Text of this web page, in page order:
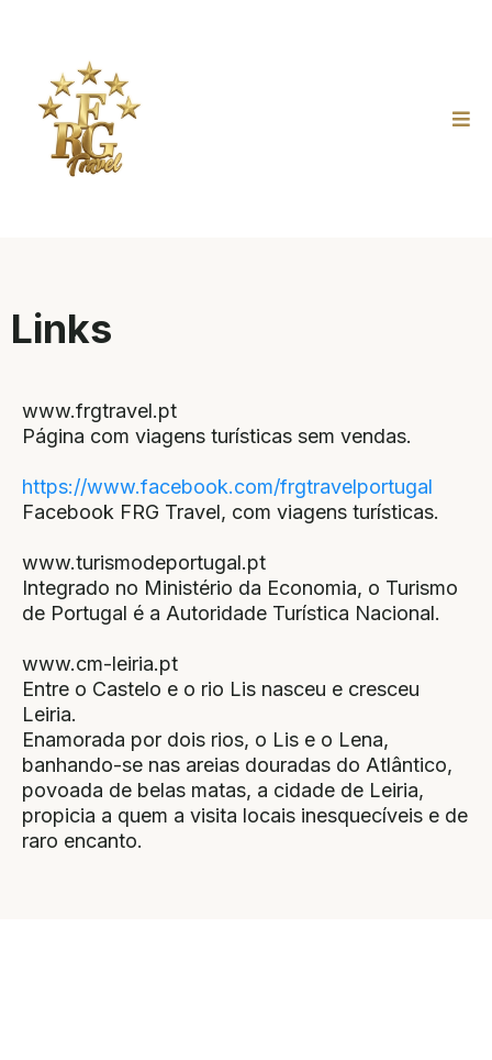
Links
www.frgtravel.pt
Página com viagens turísticas sem vendas.
https://www.facebook.com/frgtravelportugal
Facebook FRG Travel, com viagens turísticas.
www.turismodeportugal.pt
Integrado no Ministério da Economia, o Turismo
de Portugal é a Autoridade Turística Nacional.​​​​​​​​​​​​​​​​​
www.cm-leiria.pt
Entre o Castelo e o rio Lis nasceu e cresceu
Leiria.
Enamorada por dois rios, o Lis e o Lena,
banhando-se nas areias douradas do Atlântico,
povoada de belas matas, a cidade de Leiria,
propicia a quem a visita locais inesquecíveis e de
raro encanto.